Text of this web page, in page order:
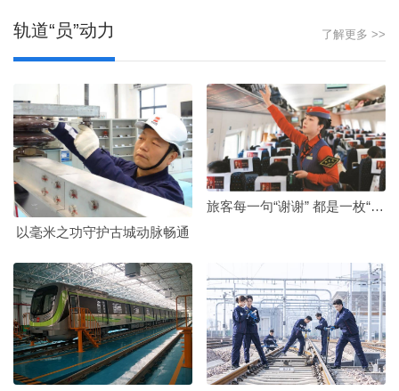
轨道“员”动力 了解更多 >>
以毫米之功守护古城动脉畅通
旅客每一句“谢谢” 都是一枚“奖章”